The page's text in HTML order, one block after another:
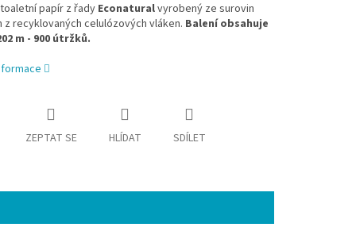
papír z řadyEconaturalvyrobený ze surovin
z recyklovaných celulózových vláken. Balení obsahuje
m - 900 útržků.
ZEPTAT SE HLÍDAT SDÍLET